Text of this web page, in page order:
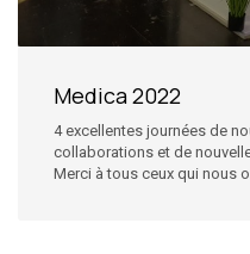
Medica 2022
4 excellentes journées de
collaborations et de
Merci à tous ceux qui nous